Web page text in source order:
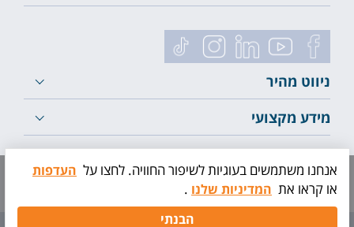
ניווט מהיר
מידע מקצועי
לייעוץ ראשוני
תיאום
אנחנו משתמשים בעוגיות לשיפור החוויה. לחצו על העדפות
או קראו את המדיניות שלנו .
הבנתי